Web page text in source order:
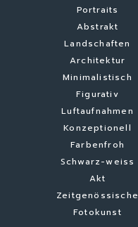
Portraits
Abstrakt
Landschaften
Architektur
Minimalistisch
Figurativ
Luftaufnahmen
Konzeptionell
Farbenfroh
Schwarz-weiss
Akt
Zeitgenössische
Fotokunst